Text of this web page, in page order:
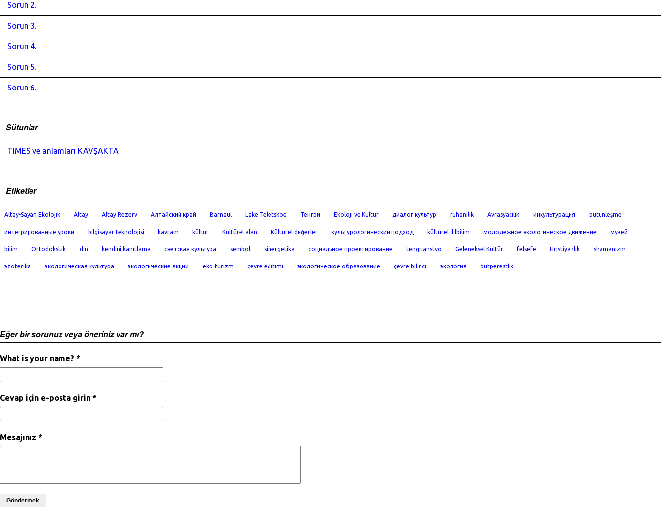
Sorun 2.
Sorun 3.
Sorun 4.
Sorun 5.
Sorun 6.
Sütunlar
TIMES ve anlamları KAVŞAKTA
Etiketler
Altay-Sayan Ekolojik Altay Altay Rezerv Алтайский край Barnaul Lake Teletskoe Тенгри Ekoloji ve Kültür диалог культур ruhanilik Avrasyacılık инкультурация bütünleşme
интегрированные уроки bilgisayar teknolojisi kavram kültür Kültürel alan Kültürel değerler культурологический подход kültürel dilbilim молодежное экологическое движение музей
bilim Ortodoksluk din kendini kanıtlama светская культура sembol sinergetika социальное проектирование tengrianstvo Geleneksel Kültür felsefe Hristiyanlık shamanizm
эzoterika экологическая культура экологические акции eko-turizm çevre eğitimi экологическое образование çevre bilinci экология putperestlik
Eğer bir sorunuz veya öneriniz var mı?
What is your name? *
Cevap için e-posta girin *
Mesajınız *
Göndermek